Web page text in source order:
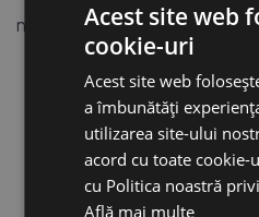
nm:
îmbunătățește circulația
animalelor
Acest site web
cookie-uri
Acest site web
a îmbunătăți
utilizarea site-ului
acord cu toate
cu Politica noastră
Află mai multe